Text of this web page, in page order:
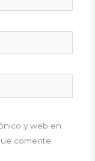
y web en
comente.